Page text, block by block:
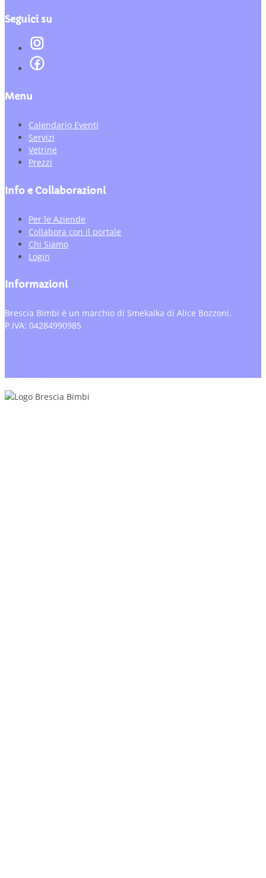
Seguici su
Menu
Calendario Eventi
Servizi
Vetrine
Prezzi
Info e Collaborazioni
Per le Aziende
Collabora con il portale
Chi Siamo
Login
Informazioni
Brescia Bimbi è un marchio di Smekalka di Alice Bozzoni.
P.IVA: 04284990985